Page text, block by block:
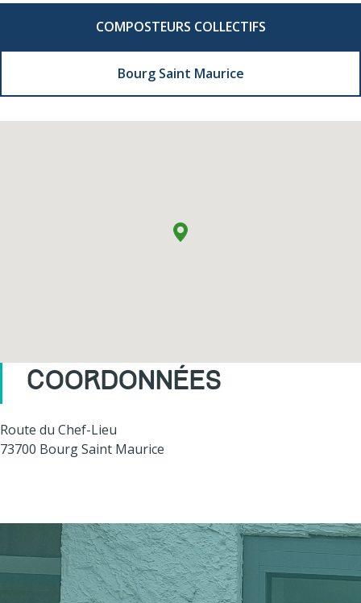
COMPOSTEURS COLLECTIFS
Bourg Saint Maurice
COORDONNÉES
Route du Chef-Lieu
73700 Bourg Saint Maurice